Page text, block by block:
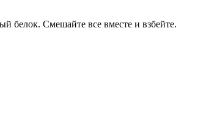
белок. Смешайте все вместе и взбейте.